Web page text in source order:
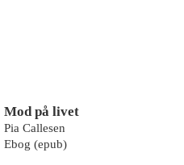
Mod på livet
Pia Callesen
Ebog (epub)